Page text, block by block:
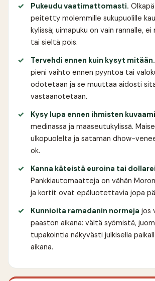
Pukeudu vaatimattomasti.
peitetty molemmille sukupuolille
kylissä; uimapuku on vain rannalle, ei
tai sieltä pois.
Tervehdi ennen kuin kysyt mitään.
pieni vaihto ennen pyyntöä tai
odotetaan ja se muuttaa aidosti
vastaanotetaan.
Kysy lupa ennen ihmisten
medinassa ja maaseutukylissä.
ulkopuolelta ja sataman dhow-
ok.
Kanna käteistä euroina tai
Pankkiautomaatteja on vähän
ja kortit ovat epäluotettavia jopa
Kunnioita ramadanin normeja jos
paaston aikana: vältä syömistä,
tupakointia näkyvästi julkisella
aikana.